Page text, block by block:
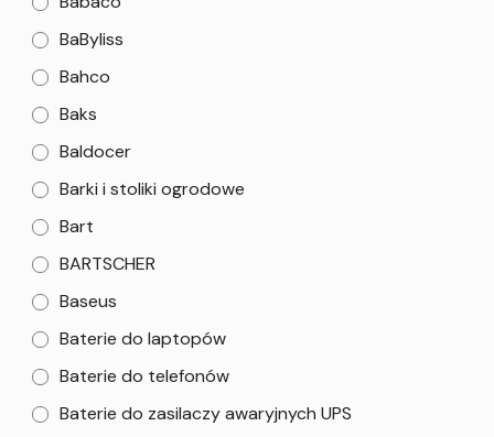
BaByliss
Bahco
Baks
Baldocer
Barki i stoliki ogrodowe
Bart
BARTSCHER
Baseus
Baterie do laptopów
Baterie do telefonów
Baterie do zasilaczy awaryjnych UPS